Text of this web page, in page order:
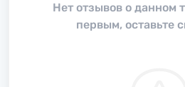
Нет отзывов о данном
первым, оставьте